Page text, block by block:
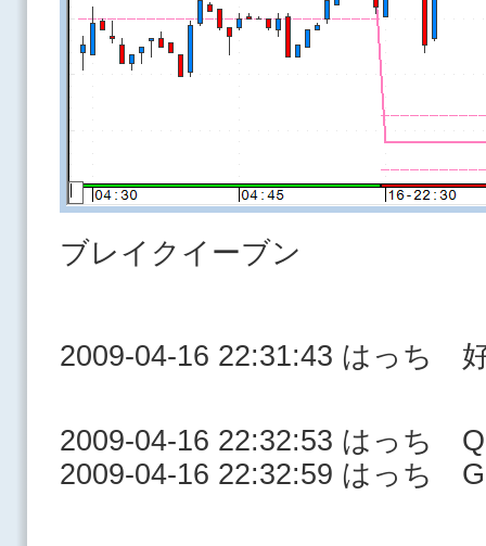
ブレイクイーブン
2009-04-16 22:31:43 はっち
2009-04-16 22:32:53 はっち
2009-04-16 22:32:59 はっち